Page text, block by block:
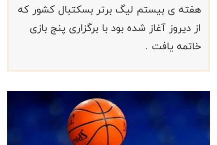
هفته ی بیستم لیگ برتر بسکتبال کشور که
از دیروز آغاز شده بود با برگزاری پنج بازی
خاتمه یافت .